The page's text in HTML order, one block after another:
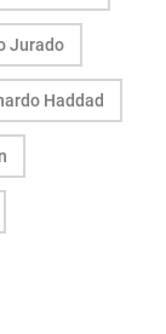
Jurado
Haddad